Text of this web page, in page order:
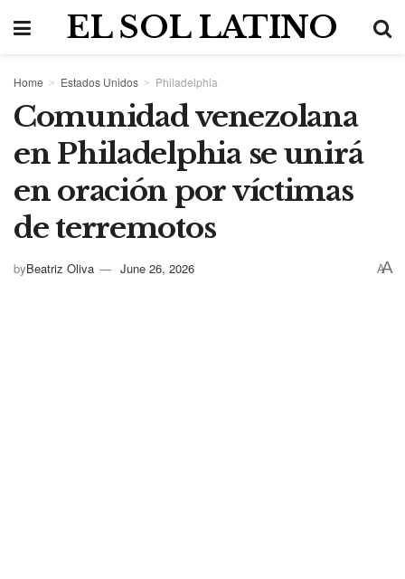
EL SOL LATINO
Home Estados Unidos Philadelphia
Comunidad venezolana
en Philadelphia se unirá
en oración por víctimas
de terremotos
byBeatriz Oliva June 26, 2026 AA